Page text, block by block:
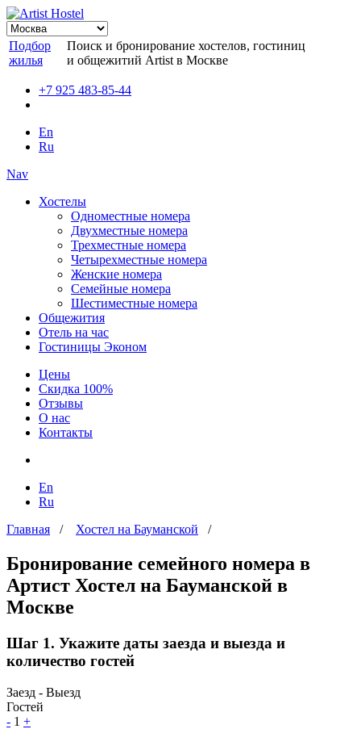
Подбор
жилья
Поиск и бронирование хостелов, гостиниц
и общежитий Artist в Москве
+7 925 483-85-44
En
Ru
Nav
Хостелы
Одноместные номера
Двухместные номера
Трехместные номера
Четырехместные номера
Женские номера
Семейные номера
Шестиместные номера
Общежития
Отель на час
Гостиницы Эконом
Цены
Скидка 100%
Отзывы
О нас
Контакты
En
Ru
Главная / Хостел на Бауманской /
Бронирование семейного номера в
Артист Хостел на Бауманской в
Москве
Шаг 1. Укажите даты заезда и выезда и
количество гостей
Заезд - Выезд
Гостей
- 1 +